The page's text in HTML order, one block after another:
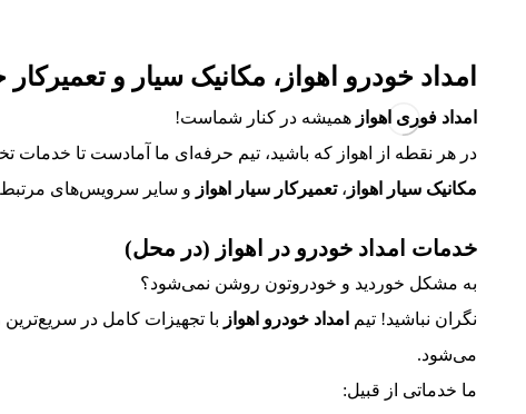
امداد خودرو اهواز، مکانیک سیار و تعمیرکار
امداد فوری اهواز همیشه در کنار شماست!
در هر نقطه از اهواز که باشید، تیم حرفه‌ای ما آمادست تا
مکانیک سیار اهواز ،تعمیرکار سیار اهواز و سایر سرویس‌های مرتبط
خدمات امداد خودرو در اهواز (در محل)
به مشکل خوردید و خودروتون روشن نمی‌شود؟
نگران نباشید! تیم
امداد خودرو اهواز با تجهیزات کامل در
می‌شود.
ما خدماتی از قبیل: